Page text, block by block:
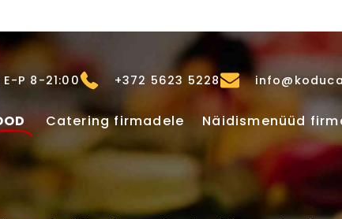
P 8-21:00 +372 5623 5228
Catering firmadele Näidismenüüd